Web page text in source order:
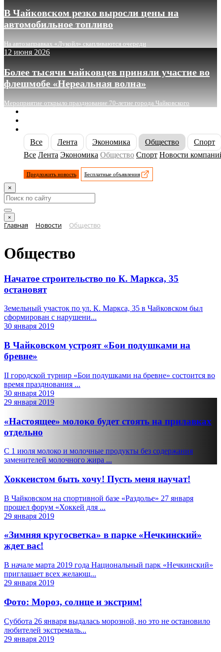
В Чайковском резко выросли цены на
автомобильное топливо
На автозаправках «Лукойл» скапливаются очереди
12 июня 2026
Более тысячи чайковцев приняли участие во
флешмобе «Нереальная волна»
Мероприятие открыло празднование 70-летие города Чайковского
Все
Лента Экономика Общество
Спорт
Все Лента Экономика Общество Спорт Новости
Предложить новость Бесплатные объявления
×
×
Главная Новости Общество
Общество
Начатое строительство по К. Маркса, 35
остановят
Земельный участок по ул. К. Маркса, 35 в Чайковском был
сформирован с нарушени...
30 января 2019
В Чайковском устроят «Бои подушками на
бревне»
II городской турнир «Бои подушками на бревне» состоится во
время празднования ...
30 января 2019
29 января 2019
«Настоящее» молоко будет стоять на прилавках
отдельно
С 1 июля молоко и молочные продукты без содержания
заменителей молочного жира ...
Хоккеистом быть хочу! Пусть меня научат!
В Чайковском на спортивной базе «Раздолье» 27 января
прошел форум «Хоккей для ...
29 января 2019
«Зимняя кругосветка» в парке «Нечкинский»
ждет вас!
В начале марта 2019 года Национальный парк «Нечкинский»
приглашает всех желающ...
29 января 2019
Фото: Мороз, солнце и экстрим!
Суббота 26 января выдалась морозной, но это не остановило
любителей экстремаль...
29 января 2019